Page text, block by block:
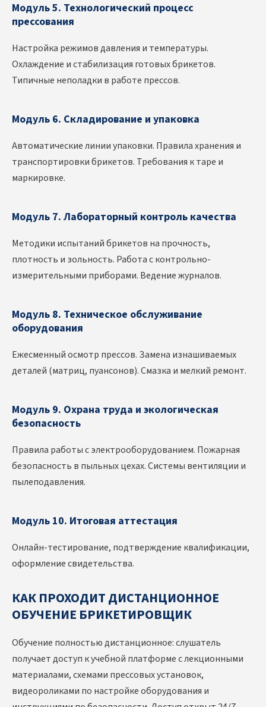
Модуль 5. Технологический процесс
прессования
Настройка режимов давления и температуры.
Охлаждение и стабилизация готовых брикетов.
Типичные неполадки в работе прессов.
Модуль 6. Складирование и упаковка
Автоматические линии упаковки. Правила хранения и
транспортировки брикетов. Требования к таре и
маркировке.
Модуль 7. Лабораторный контроль качества
Методики испытаний брикетов на прочность,
плотность и зольность. Работа с контрольно-
измерительными приборами. Ведение журналов.
Модуль 8. Техническое обслуживание
оборудования
Ежесменный осмотр прессов. Замена изнашиваемых
деталей (матриц, пуансонов). Смазка и мелкий ремонт.
Модуль 9. Охрана труда и экологическая
безопасность
Правила работы с электрооборудованием. Пожарная
безопасность в пыльных цехах. Системы вентиляции и
пылеподавления.
Модуль 10. Итоговая аттестация
Онлайн-тестирование, подтверждение квалификации,
оформление свидетельства.
КАК ПРОХОДИТ ДИСТАНЦИОННОЕ
ОБУЧЕНИЕ БРИКЕТИРОВЩИК
Обучение полностью дистанционное: слушатель
получает доступ к учебной платформе с лекционными
материалами, схемами прессовых установок,
видеороликами по настройке оборудования и